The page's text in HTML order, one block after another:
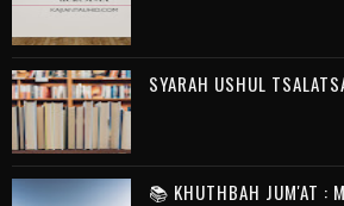
SYARAH USHUL
📚 KHUTHBAH JUM'AT :